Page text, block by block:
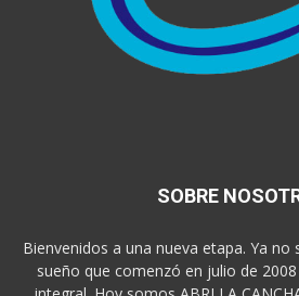
SOBRE
Bienvenidos a una nueva etapa. Ya no
sueño que comenzó en julio de